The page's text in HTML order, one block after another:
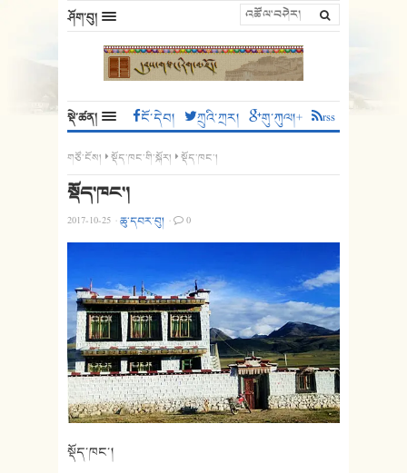
ཤོག་བུ།
སྡེ་ཚན། ངོ་དེབ། ཀྲུའི་ཀྲར། གུ་ཀུལ།+ rss
གཙོ་ངོས། སྡོད་ཁང་གི་སྐོར། སྡོད་ཁང་།
སྡོད་ཁང་།
2017-10-25 ·ཆུ་དབར་བུ། · 0
སྡོད་ཁང་།